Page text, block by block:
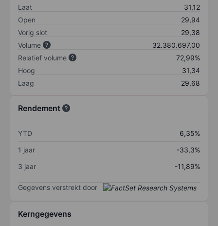
Laat
31,12
Open
29,94
Vorig slot
29,38
Volume
32.380.697,00
Relatief volume
72,99%
Hoog
31,34
Laag
29,68
Rendement
YTD
6,35%
1 jaar
-33,3%
3 jaar
-11,89%
Gegevens verstrekt door
Kerngegevens